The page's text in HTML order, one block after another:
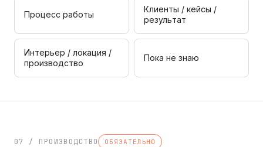
Процесс работы
Клиенты / кейсы /
результат
Интерьер / локация /
производство
Пока не знаю
07 / ПРОИЗВОДСТВО ОБЯЗАТЕЛЬНО